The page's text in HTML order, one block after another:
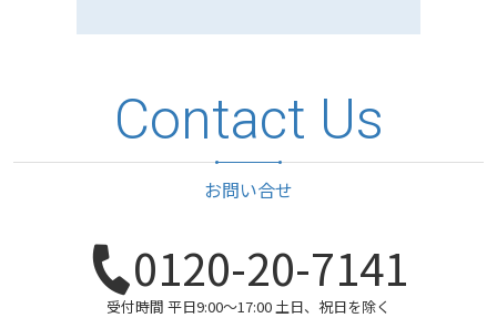
Contact Us
お問い合せ
0120-20-7141
受付時間 平日9:00〜17:00 土日、祝日を除く